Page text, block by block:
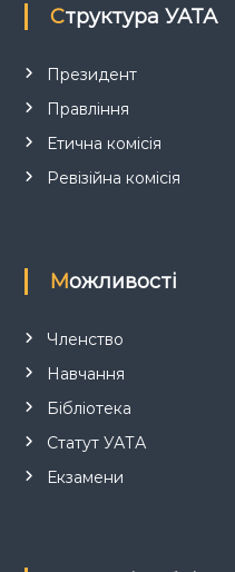
Структура УАТА
Президент
Правління
Етична комісія
Ревізійна комісія
Можливості
Членство
Навчання
Бібліотека
Статут УАТА
Екзамени